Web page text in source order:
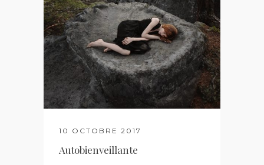
10 OCTOBRE 2017
Autobienveillante